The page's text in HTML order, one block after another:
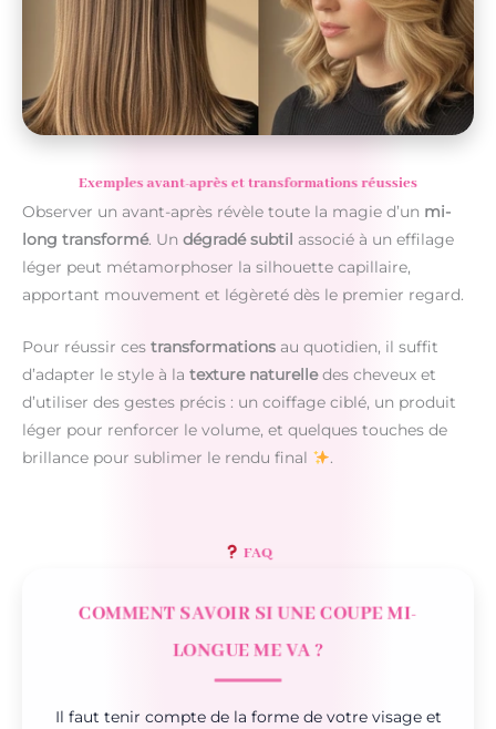
Exemples avant-après et transformations réussies
Observer un avant-après révèle toute la magie d’un mi-
long transformé. Un dégradé subtil
associé à un effilage
léger peut métamorphoser la silhouette capillaire,
apportant mouvement et légèreté dès le premier regard.
Pour réussir ces transformations au quotidien, il suffit
d’adapter le style à la texture naturelledes cheveux et
d’utiliser des gestes précis : un coiffage ciblé, un produit
léger pour renforcer le volume, et quelques touches de
brillance pour sublimer le rendu final
.
FAQ
COMMENT SAVOIR SI UNE COUPE MI-
LONGUE ME VA ?
Il faut tenir compte de la forme de votre visage et